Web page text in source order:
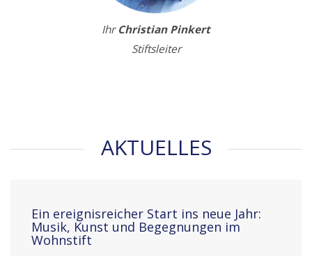
IhrChristian Pinkert
Stiftsleiter
AKTUELLES
Ein ereignisreicher Start ins neue Jahr:
Musik, Kunst und Begegnungen im
Wohnstift